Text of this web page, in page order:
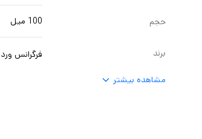
حجم 100 میل
برند فرگرانس ورد
مشاهده بیشتر